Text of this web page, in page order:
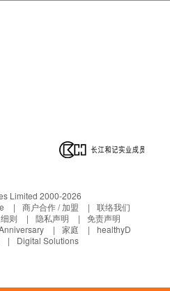
Limited 2000-2026
商户合作 / 加盟
联络我们
则 隐私声明
免责声明
家庭
healthyD
Digital Solutions